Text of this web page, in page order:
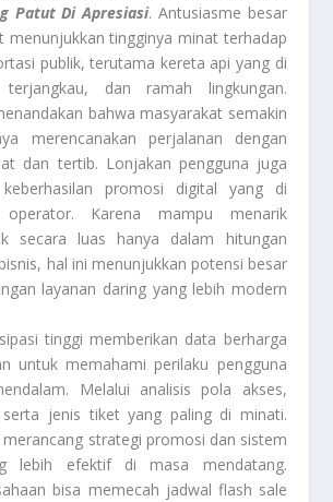
Patut Di Apresiasi. Antusiasme besar
menunjukkan tingginya minat terhadap
publik, terutama kereta api yang di
dan ramah lingkungan.
bahwa masyarakat semakin
merencanakan perjalanan dengan
dan tertib. Lonjakan pengguna juga
promosi digital yang di
Karena mampu menarik
secara luas hanya dalam hitungan
hal ini menunjukkan potensi besar
layanan daring yang lebih modern
tinggi memberikan data berharga
untuk memahami perilaku pengguna
Melalui analisis pola akses,
jenis tiket yang paling di minati.
strategi promosi dan sistem
lebih efektif di masa mendatang.
bisa memecah jadwal flash sale